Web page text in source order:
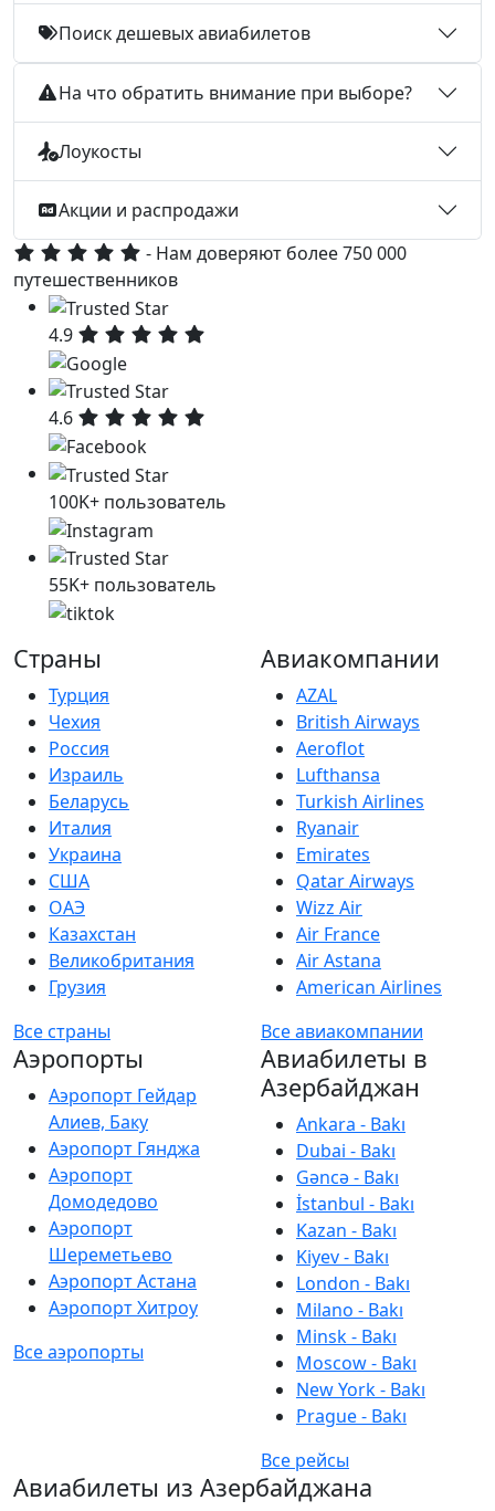
Поиск дешевых авиабилетов
На что обратить внимание при выборе?
Лоукосты
Акции и распродажи
- Нам доверяют более 750 000
путешественников
4.9
4.6
100K+ пользователь
55K+ пользователь
Страны
Турция
Чехия
Россия
Израиль
Беларусь
Италия
Украина
США
ОАЭ
Казахстан
Великобритания
Грузия
Все страны
Авиакомпании
AZAL
British Airways
Aeroflot
Lufthansa
Turkish Airlines
Ryanair
Emirates
Qatar Airways
Wizz Air
Air France
Air Astana
American Airlines
Все авиакомпании
Аэропорты
Аэропорт Гейдар
Алиев, Баку
Аэропорт Гянджа
Аэропорт
Домодедово
Аэропорт
Шереметьево
Аэропорт Астана
Аэропорт Хитроу
Все аэропорты
Авиабилеты в
Азербайджан
Ankara - Bakı
Dubai - Bakı
Gəncə - Bakı
İstanbul - Bakı
Kazan - Bakı
Kiyev - Bakı
London - Bakı
Milano - Bakı
Minsk - Bakı
Moscow - Bakı
New York - Bakı
Prague - Bakı
Все рейсы
Авиабилеты из Азербайджана